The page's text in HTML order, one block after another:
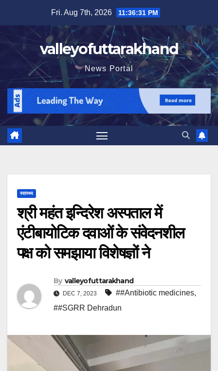
content
Fri. Aug 7th, 2026 11:36:32 PM
valleyofuttarakhand
News Portal
स्वास्थ्य
श्री महंत इन्दिरेश अस्पताल में
एंटीबायोटिक दवाओं के संवेदनशील
पक्ष को समझाया विशेषज्ञों ने
By valleyofuttarakhand
DEC 7, 2023 ##Antibiotic medicines,
##SGRR Dehradun